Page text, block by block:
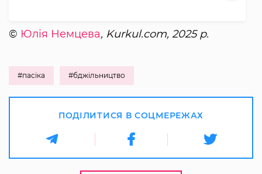
© Юлія Немцева, Kurkul.com, 2025 р.
#пасіка #бджільництво
ПОДІЛИТИСЯ В СОЦМЕРЕЖАХ